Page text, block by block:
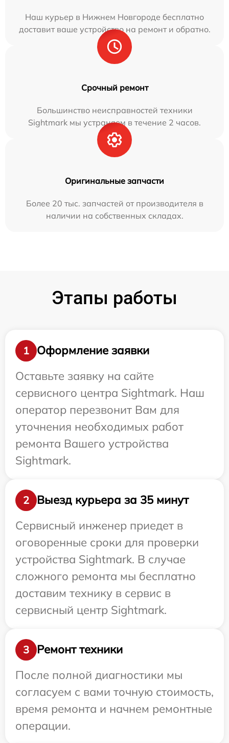
Наш курьер в Нижнем Новгороде бесплатно
доставит ваше устройство на ремонт и обратно.
Срочный ремонт
Большинство неисправностей техники
Sightmark мы устраняем в течение 2 часов.
Оригинальные запчасти
Более 20 тыс. запчастей от производителя в
наличии на собственных складах.
Этапы работы
1
Оформление заявки
Оставьте заявку на сайте
сервисного центра Sightmark. Наш
оператор перезвонит Вам для
уточнения необходимых работ
ремонта Вашего устройства
Sightmark.
2
Выезд курьера за 35 минут
Сервисный инженер приедет в
оговоренные сроки для проверки
устройства Sightmark. В случае
сложного ремонта мы бесплатно
доставим технику в сервис в
сервисный центр Sightmark.
3
Ремонт техники
После полной диагностики мы
согласуем с вами точную стоимость,
время ремонта и начнем ремонтные
операции.